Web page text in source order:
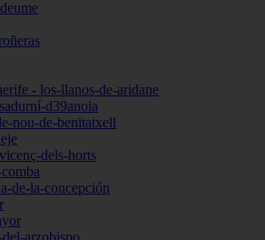
- los-llanos-de-aridane
d39anoia
nou-de-benitatxell
dels-horts
de-la-concepción
arzobispo